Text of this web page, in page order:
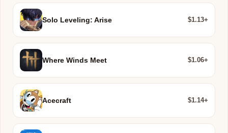
Solo Leveling: Arise $1.13+
Where Winds Meet $1.06+
Acecraft $1.14+